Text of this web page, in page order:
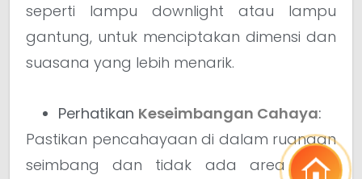
seperti lampu downlight atau lampu
gantung, untuk menciptakan dimensi dan
suasana yang lebih menarik.
Perhatikan Keseimbangan Cahaya:
Pastikan pencahayaan di dalam ruangan
seimbang dan tidak ada area yang